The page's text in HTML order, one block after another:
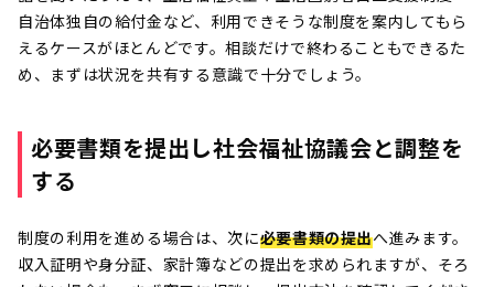
自治体独自の給付金など、利用できそうな制度を案内してもら
えるケースがほとんどです。相談だけで終わることもできるた
め、まずは状況を共有する意識で十分でしょう。
必要書類を提出し社会福祉協議会と調整を
する
制度の利用を進める場合は、次に必要書類の提出へ進みます。
収入証明や身分証、家計簿などの提出を求められますが、そろ